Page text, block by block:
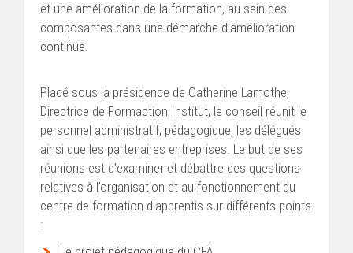
et une amélioration de la formation, au sein des
composantes dans une démarche d’amélioration
continue.
Placé sous la présidence de Catherine Lamothe,
Directrice de Formaction Institut, le conseil réunit le
personnel administratif, pédagogique, les délégués
ainsi que les partenaires entreprises. Le but de ses
réunions est d’examiner et débattre des questions
relatives à l’organisation et au fonctionnement du
centre de formation d’apprentis sur différents points
: